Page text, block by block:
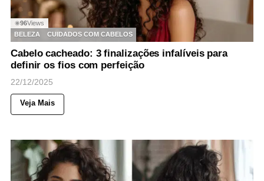
◉96Views
BELEZA
CUIDADOS COM CABELOS
Cabelo cacheado: 3 finalizações infalíveis para
definir os fios com perfeição
22/12/2025
Veja Mais